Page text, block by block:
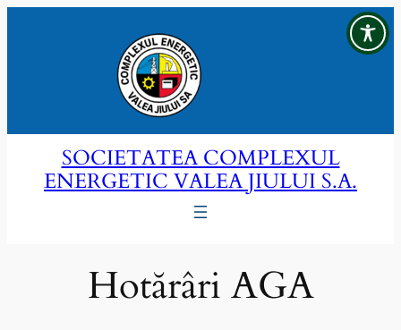
SOCIETATEA COMPLEXUL
ENERGETIC VALEA JIULUI S.A.
Hotărâri AGA